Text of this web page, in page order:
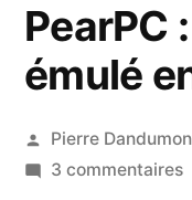
PearPC
émulé
Publié
par
Pierre
3 commentaires